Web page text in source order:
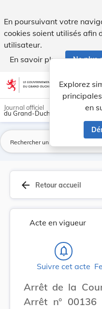
En poursuivant votre
cookies soient utilisés afin
utilisateur.
En savoir plus
Ne plus
Aller au contenu Explorez
en
Journal officiel
du Grand-Duché de Luxembourg
arrow_back Retour accueil
Acte en vigueur
notifications_none
Suivre cet acte
Arrêt de la
Arrêt n°